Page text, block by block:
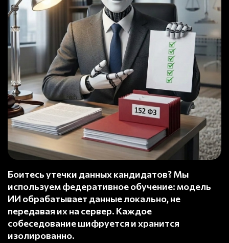
Боитесь утечки данных кандидатов? Мы
используем федеративное обучение: модель
ИИ обрабатывает данные локально, не
передавая их на сервер. Каждое
собеседование шифруется и хранится
изолированно.